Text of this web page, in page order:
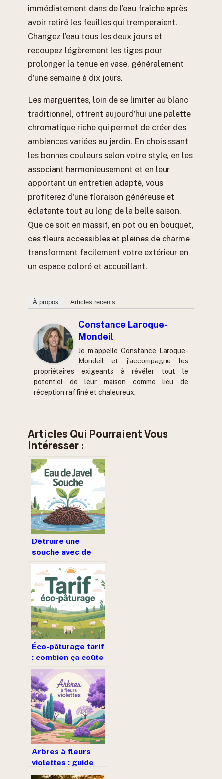
immédiatement dans de l’eau fraîche après
avoir retiré les feuilles qui tremperaient.
Changez l’eau tous les deux jours et
recoupez légèrement les tiges pour
prolonger la tenue en vase, généralement
d’une semaine à dix jours.
Les marguerites, loin de se limiter au blanc
traditionnel, offrent aujourd’hui une palette
chromatique riche qui permet de créer des
ambiances variées au jardin. En choisissant
les bonnes couleurs selon votre style, en les
associant harmonieusement et en leur
apportant un entretien adapté, vous
profiterez d’une floraison généreuse et
éclatante tout au long de la belle saison.
Que ce soit en massif, en pot ou en bouquet,
ces fleurs accessibles et pleines de charme
transforment facilement votre extérieur en
un espace coloré et accueillant.
À propos Articles récents
Constance Laroque-
Mondeil
Je m’appelle Constance Laroque-
Mondeil et j’accompagne les
propriétaires exigeants à révéler tout le
potentiel de leur maison comme lieu de
réception raffiné et chaleureux.
Articles Qui Pourraient Vous
Intéresser :
Détruire une
souche avec de
l’eau de javel :
bonne ou mauvaise
idée ?
Éco-pâturage tarif
: combien ça coûte
vraiment et
comment s’y
retrouver
Arbres à fleurs
violettes : guide
des plus beaux